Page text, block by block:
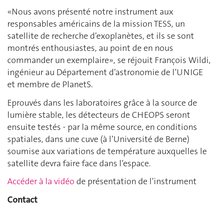
«Nous avons présenté notre instrument aux
responsables américains de la mission TESS, un
satellite de recherche d’exoplanètes, et ils se sont
montrés enthousiastes, au point de en nous
commander un exemplaire», se réjouit François Wildi,
ingénieur au Département d’astronomie de l’UNIGE
et membre de PlanetS.
Eprouvés dans les laboratoires grâce à la source de
lumière stable, les détecteurs de CHEOPS seront
ensuite testés - par la même source, en conditions
spatiales, dans une cuve (à l’Université de Berne)
soumise aux variations de température auxquelles le
satellite devra faire face dans l’espace.
Accéder à la vidéo de présentation de l’instrument
Contact